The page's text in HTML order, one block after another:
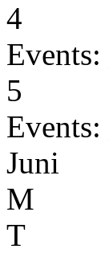
4
Events:
5
Events:
Juni
M
T